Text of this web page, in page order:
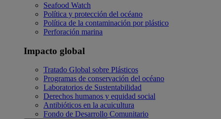
Seafood Watch
Política y protección del océano
Política de la contaminación por plástico
Perforación marina
Impacto global
Tratado Global sobre Plásticos
Programas de conservación del océano
Laboratorios de Sustentabilidad
Derechos humanos y equidad social
Antibióticos en la acuicultura
Fondo de Desarrollo Comunitario